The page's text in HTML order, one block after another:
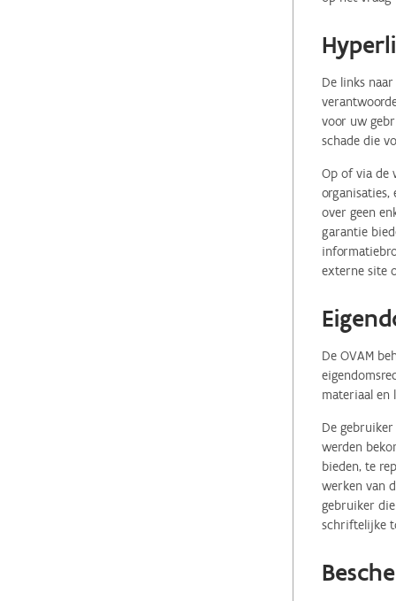
De links
voor uw
schade die
Op of via de
organisaties,
over geen
garantie
externe site
De OVAM
materiaal en
De
werden
bieden, te
werken van
gebruiker
schriftelijke